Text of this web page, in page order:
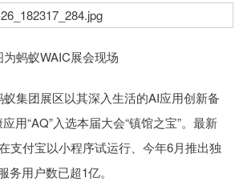
为蚂蚁WAIC展会现场
集团展区以其深入生活的AI应用创新备
用“AQ”入选本届大会“镇馆之宝”。最新
支付宝以小程序试运行、今年6月推出独
务用户数已超1亿。